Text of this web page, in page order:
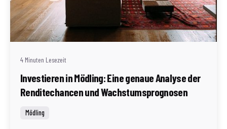
Geschrieben von
Redaktion Immofragen Bezirk Mödling (AT)
4 Minuten Lesezeit
Investieren in Mödling: Eine genaue Analyse der
Renditechancen und Wachstumsprognosen
Mödling